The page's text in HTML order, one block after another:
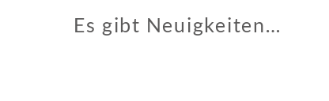
Es gibt Neuigkeiten…